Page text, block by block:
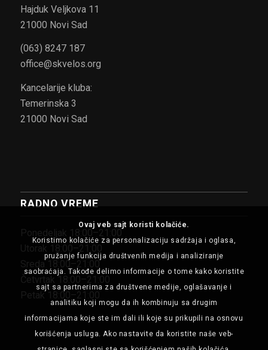
Hajduk Veljkova 11
21000 Novi Sad
(063) 8247 187
office@skvelos.org
Kancelarije kluba:
Temerinska 3
21000 Novi Sad
RADNO VREME
Ovaj veb sajt koristi kolačiće.
Koristimo kolačiće za personalizaciju sadržaja i oglasa,
pružanje funkcija društvenih medija i analiziranje
saobraćaja. Takođe delimo informacije o tome kako koristite
sajt sa partnerima za društvene medije, oglašavanje i
analitiku koji mogu da ih kombinuju sa drugim
informacijama koje ste im dali ili koje su prikupili na osnovu
korišćenja usluga. Ako nastavite da koristite naše veb-